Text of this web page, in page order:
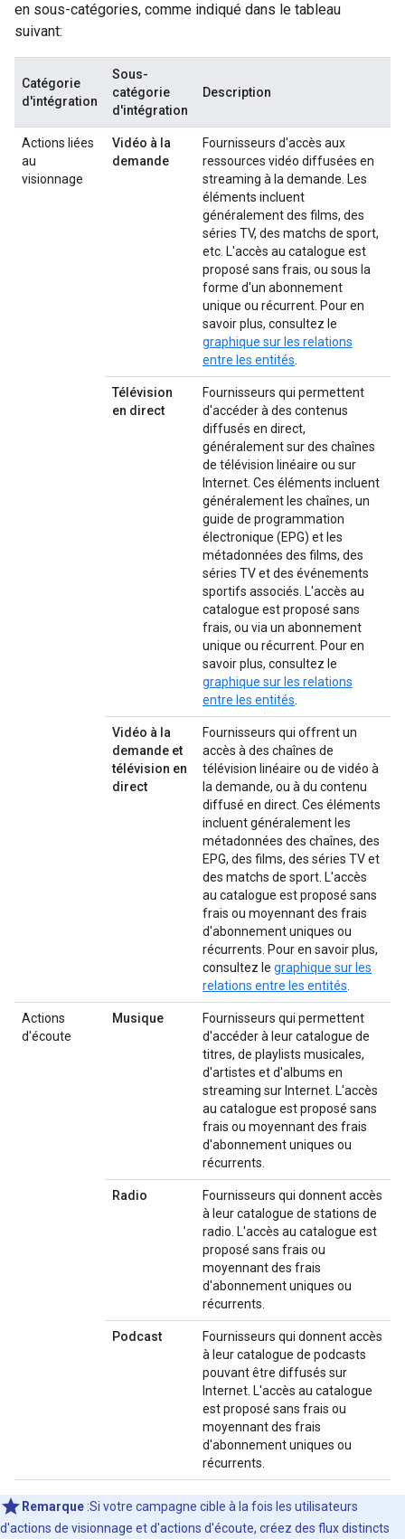
en sous-catégories, comme indiqué dans le tableau
suivant:
Catégorie
d'intégration
Sous-
catégorie
d'intégration
Description
Actions liées
au
visionnage
Vidéo à la
demande
Fournisseurs d'accès aux
ressources vidéo diffusées en
streaming à la demande. Les
éléments incluent
généralement des films, des
séries TV, des matchs de sport,
etc. L'accès au catalogue est
proposé sans frais, ou sous la
forme d'un abonnement
unique ou récurrent. Pour en
savoir plus, consultez le
graphique sur les relations
entre les entités
Télévision
en direct
Fournisseurs qui permettent
d'accéder à des contenus
diffusés en direct,
généralement sur des chaînes
de télévision linéaire ou sur
Internet. Ces éléments incluent
généralement les chaînes, un
guide de programmation
électronique (EPG) et les
métadonnées des films, des
séries TV et des événements
sportifs associés. L'accès au
catalogue est proposé sans
frais, ou via un abonnement
unique ou récurrent. Pour en
savoir plus, consultez le
graphique sur les relations
entre les entités
Vidéo à la
demande et
télévision en
direct
Fournisseurs qui offrent un
accès à des chaînes de
télévision linéaire ou de vidéo à
la demande, ou à du contenu
diffusé en direct. Ces éléments
incluent généralement les
métadonnées des chaînes, des
EPG, des films, des séries TV et
des matchs de sport. L'accès
au catalogue est proposé sans
frais ou moyennant des frais
d'abonnement uniques ou
récurrents. Pour en savoir plus,
consultez le graphique sur les
relations entre les entités
Actions
d'écoute
Musique
Fournisseurs qui permettent
d'accéder à leur catalogue de
titres, de playlists musicales,
d'artistes et d'albums en
streaming sur Internet. L'accès
au catalogue est proposé sans
frais ou moyennant des frais
d'abonnement uniques ou
récurrents.
Radio
Fournisseurs qui donnent accès
à leur catalogue de stations de
radio. L'accès au catalogue est
proposé sans frais ou
moyennant des frais
d'abonnement uniques ou
récurrents.
Podcast
Fournisseurs qui donnent accès
à leur catalogue de podcasts
pouvant être diffusés sur
Internet. L'accès au catalogue
est proposé sans frais ou
moyennant des frais
d'abonnement uniques ou
récurrents.
Remarque :Si votre campagne cible à la fois les utilisateurs
d'actions de visionnage et d'actions d'écoute, créez des flux distincts